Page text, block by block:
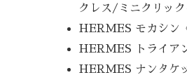
クレス/ミニクリッ
HERMES モカシン
HERMES トライア
HERMES ナンタケ